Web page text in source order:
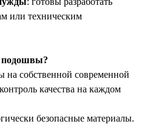
или техническим
собственной современной
качества на каждом
безопасные материалы.